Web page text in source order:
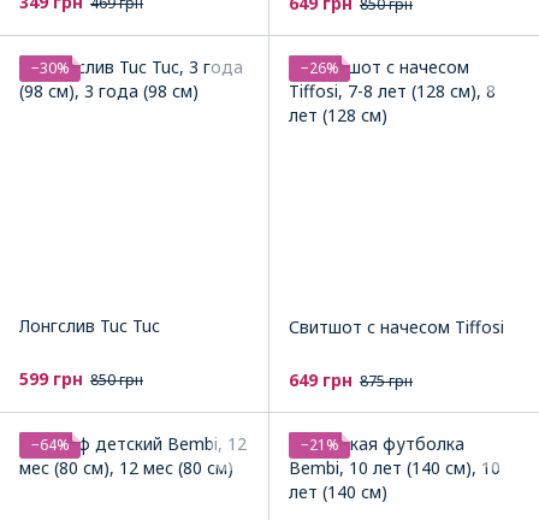
850 грн
−30%
Лонгслив Tuc Tuc
599 грн 850 грн
−26%
Свитшот с начесом Tiffosi
649 грн 875 грн
−64% −21%